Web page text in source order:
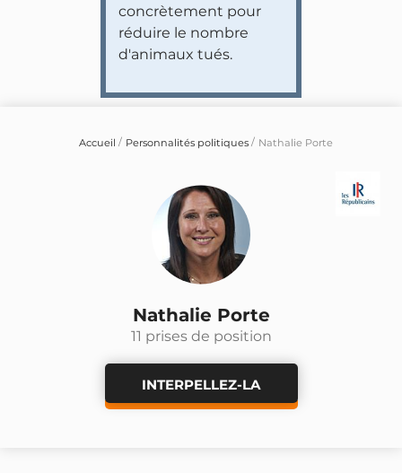
concrètement pour
réduire le nombre
d'animaux tués.
Accueil Personnalités politiques Nathalie Porte
Nathalie Porte
11 prises de position
INTERPELLEZ-LA